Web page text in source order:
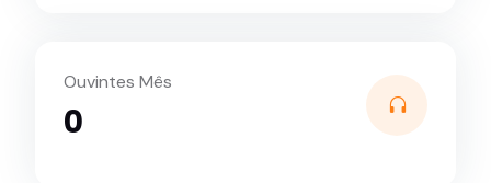
Ouvintes Mês
0